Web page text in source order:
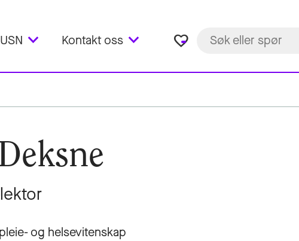
Kontakt oss favorite_border
og helsevitenskap